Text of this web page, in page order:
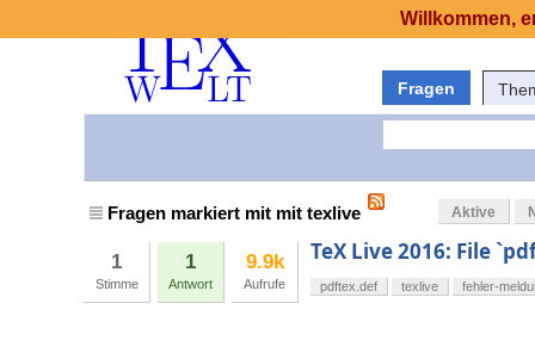
Fragen
Fragen markiert mit mit texlive Aktive
1
Stimme
1
Antwort
9.9k
Aufrufe
TeX Live 2016: File
pdftex.def texlive fehler-
Willkommen,